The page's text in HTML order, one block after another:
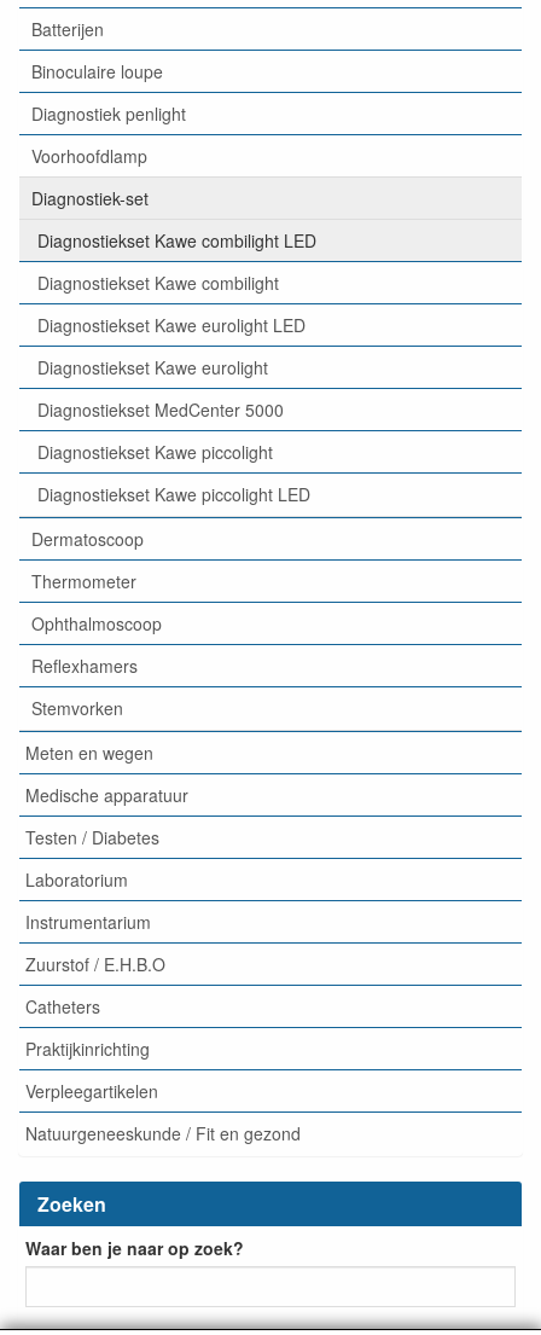
Batterijen
Binoculaire loupe
Diagnostiek penlight
Voorhoofdlamp
Diagnostiek-set
Diagnostiekset Kawe combilight LED
Diagnostiekset Kawe combilight
Diagnostiekset Kawe eurolight LED
Diagnostiekset Kawe eurolight
Diagnostiekset MedCenter 5000
Diagnostiekset Kawe piccolight
Diagnostiekset Kawe piccolight LED
Dermatoscoop
Thermometer
Ophthalmoscoop
Reflexhamers
Stemvorken
Meten en wegen
Medische apparatuur
Testen / Diabetes
Laboratorium
Instrumentarium
Zuurstof / E.H.B.O
Catheters
Praktijkinrichting
Verpleegartikelen
Natuurgeneeskunde / Fit en gezond
Zoeken
Waar ben je naar op zoek?